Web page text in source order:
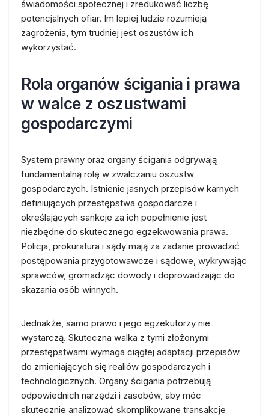
świadomości społecznej i zredukować liczbę
potencjalnych ofiar. Im lepiej ludzie rozumieją
zagrożenia, tym trudniej jest oszustów ich
wykorzystać.
Rola organów ścigania i prawa
w walce z oszustwami
gospodarczymi
System prawny oraz organy ścigania odgrywają
fundamentalną rolę w zwalczaniu oszustw
gospodarczych. Istnienie jasnych przepisów karnych
definiujących przestępstwa gospodarcze i
określających sankcje za ich popełnienie jest
niezbędne do skutecznego egzekwowania prawa.
Policja, prokuratura i sądy mają za zadanie prowadzić
postępowania przygotowawcze i sądowe, wykrywając
sprawców, gromadząc dowody i doprowadzając do
skazania osób winnych.
Jednakże, samo prawo i jego egzekutorzy nie
wystarczą. Skuteczna walka z tymi złożonymi
przestępstwami wymaga ciągłej adaptacji przepisów
do zmieniających się realiów gospodarczych i
technologicznych. Organy ścigania potrzebują
odpowiednich narzędzi i zasobów, aby móc
skutecznie analizować skomplikowane transakcje